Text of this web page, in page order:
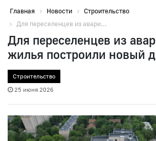
Главная Новости
Строительство
Для переселенцев из авари...
Для переселенцев из
жилья построили новый
Строительство
25 июня 2026